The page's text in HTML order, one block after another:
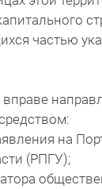
частью
вправе
на
(РПГУ);